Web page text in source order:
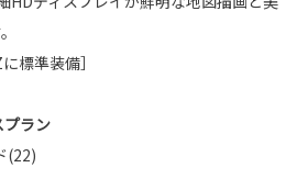
標準装備］
ラン
(22)